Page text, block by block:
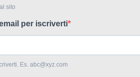
Coppia